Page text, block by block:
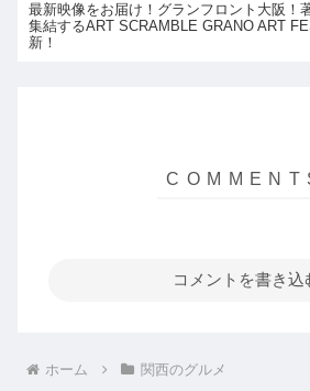
最新映像をお届け！グランフロント大阪！
集結するART SCRAMBLE GRANO ART
新！
コメントを書き込
ホーム 関西のグルメ